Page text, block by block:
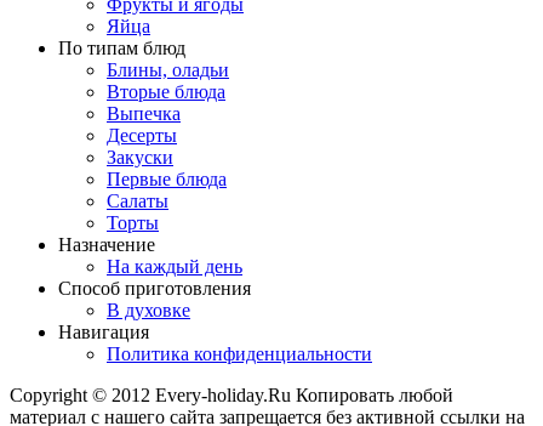
Яйца
По типам блюд
Блины, оладьи
Вторые блюда
Выпечка
Десерты
Закуски
Первые блюда
Салаты
Торты
Назначение
На каждый день
Способ приготовления
В духовке
Навигация
Политика конфиденциальности
Copyright © 2012 Every-holiday.Ru Копировать любой
материал с нашего сайта запрещается без активной ссылки на